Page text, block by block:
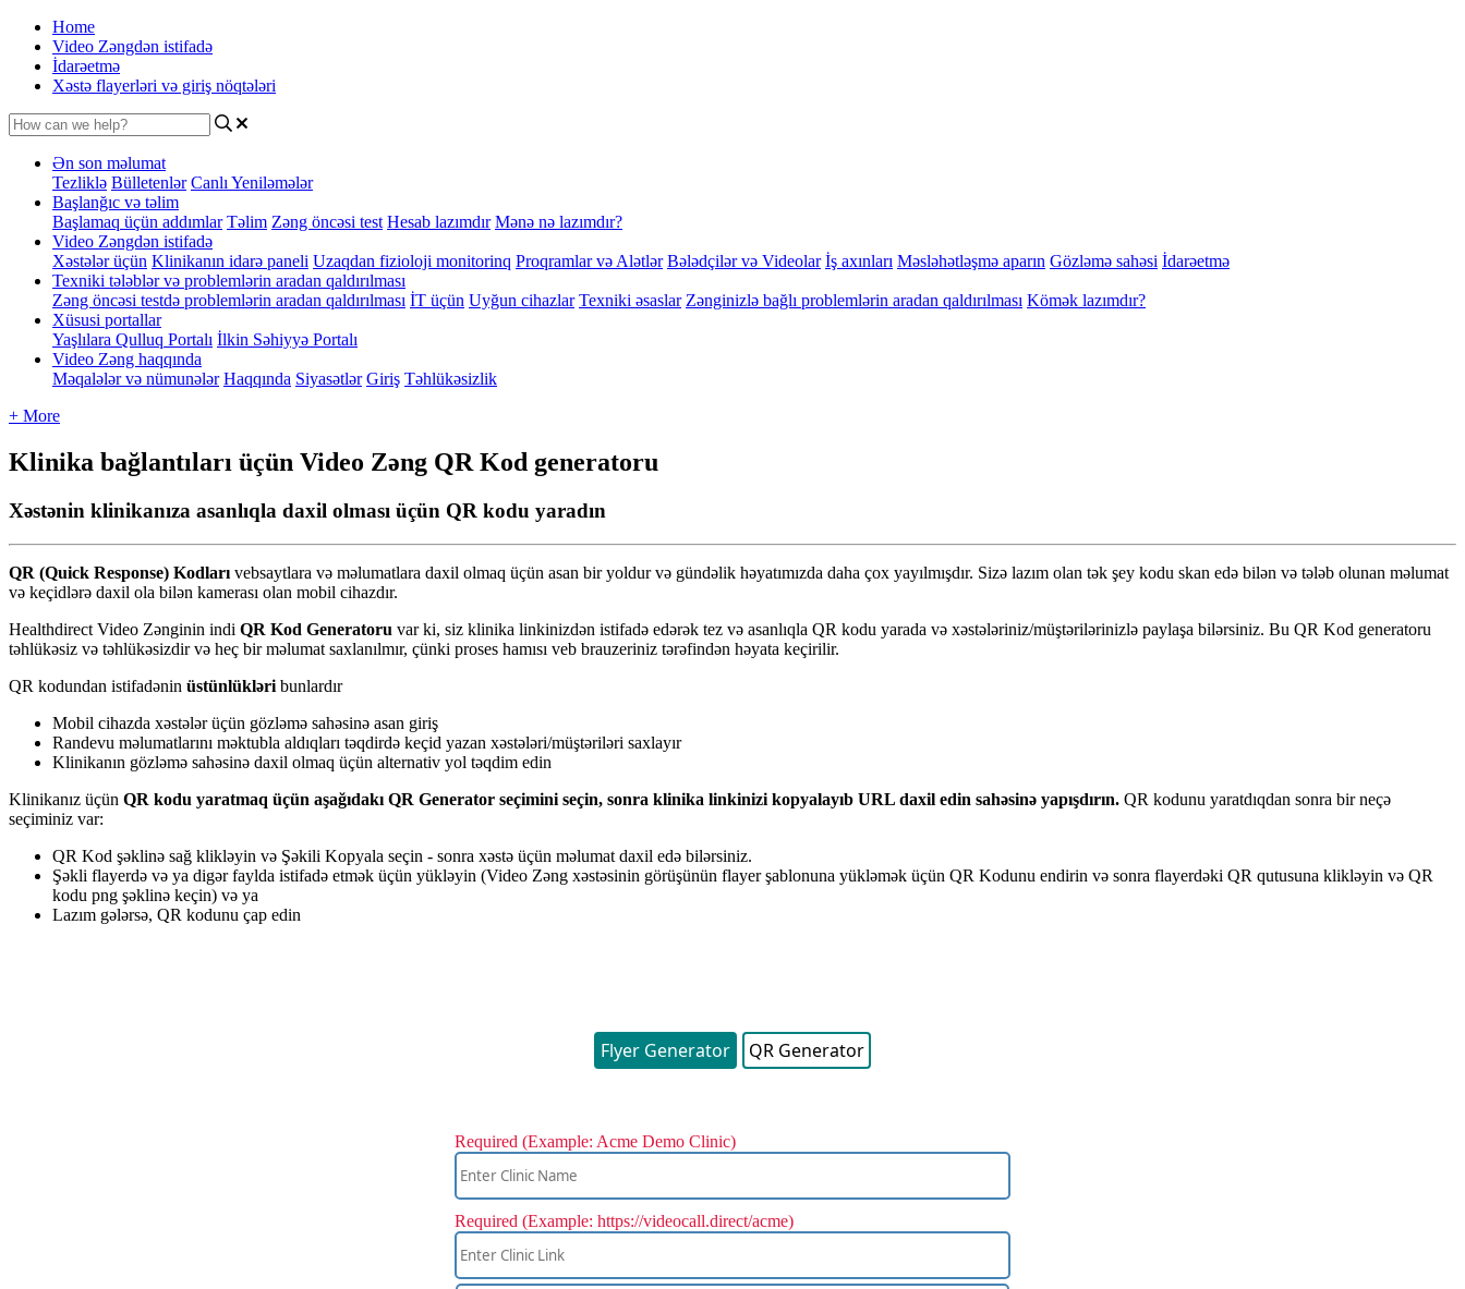
Home
Video Zəngdən istifadə
İdarəetmə
Xəstə flayerləri və giriş nöqtələri
Ən son məlumat
Tezliklə Bülletenlər Canlı Yeniləmələr
Başlanğıc və təlim
Başlamaq üçün addımlar Təlim Zəng öncəsi test Hesab lazımdır Mənə nə lazımdır?
Video Zəngdən istifadə
Xəstələr üçün Klinikanın idarə paneli Uzaqdan fizioloji monitorinq Proqramlar və Alətlər Bələdçilər və Videolar İş axınları Məsləhətləşmə aparın Gözləmə sahəsi İdarəetmə
Texniki tələblər və problemlərin aradan qaldırılması
Zəng öncəsi testdə problemlərin aradan qaldırılması İT üçün Uyğun cihazlar Texniki əsaslar Zənginizlə bağlı problemlərin aradan qaldırılması Kömək lazımdır?
Xüsusi portallar
Yaşlılara Qulluq Portalı İlkin Səhiyyə Portalı
Video Zəng haqqında
Məqalələr və nümunələr Haqqında Siyasətlər Giriş Təhlükəsizlik
+ More
Klinika bağlantıları üçün Video Zəng QR Kod generatoru
Xəstənin klinikanıza asanlıqla daxil olması üçün QR kodu yaradın
QR (Quick Response) Kodları vebsaytlara və məlumatlara daxil olmaq üçün asan bir yoldur və gündəlik həyatımızda daha çox yayılmışdır. Sizə lazım olan tək şey kodu skan edə bilən və tələb olunan məlumat
və keçidlərə daxil ola bilən kamerası olan mobil cihazdır.
Healthdirect Video Zənginin indi QR Kod Generatoru var ki, siz klinika linkinizdən istifadə edərək tez və asanlıqla QR kodu yarada və xəstələriniz/müştərilərinizlə paylaşa bilərsiniz. Bu QR Kod generatoru
təhlükəsiz və təhlükəsizdir və heç bir məlumat saxlanılmır, çünki proses hamısı veb brauzeriniz tərəfindən həyata keçirilir.
QR kodundan istifadənin üstünlükləri bunlardır
Mobil cihazda xəstələr üçün gözləmə sahəsinə asan giriş
Randevu məlumatlarını məktubla aldıqları təqdirdə keçid yazan xəstələri/müştəriləri saxlayır
Klinikanın gözləmə sahəsinə daxil olmaq üçün alternativ yol təqdim edin
Klinikanız üçün QR kodu yaratmaq üçün aşağıdakı QR Generator seçimini seçin, sonra klinika linkinizi kopyalayıb URL daxil edin sahəsinə yapışdırın. QR kodunu yaratdıqdan sonra bir neçə
seçiminiz var:
QR Kod şəklinə sağ klikləyin və Şəkili Kopyala seçin - sonra xəstə üçün məlumat daxil edə bilərsiniz.
Şəkli flayerdə və ya digər faylda istifadə etmək üçün yükləyin (Video Zəng xəstəsinin görüşünün flayer şablonuna yükləmək üçün QR Kodunu endirin və sonra flayerdəki QR qutusuna klikləyin və QR
kodu png şəklinə keçin) və ya
Lazım gələrsə, QR kodunu çap edin